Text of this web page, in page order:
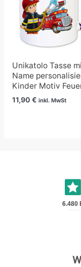
Unikatolo Tasse
Name
Kinder Motiv
11,90 € inkl. MwSt